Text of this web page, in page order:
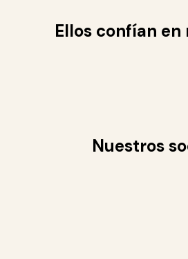
Ellos confían en
Nuestros